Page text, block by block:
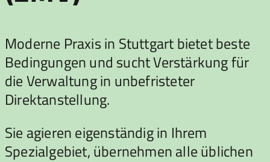
Moderne Praxis in Stuttgart bietet beste
Bedingungen und sucht Verstärkung für
die Verwaltung in unbefristeter
Direktanstellung.
Sie agieren eigenständig in Ihrem
Spezialgebiet, übernehmen alle üblichen